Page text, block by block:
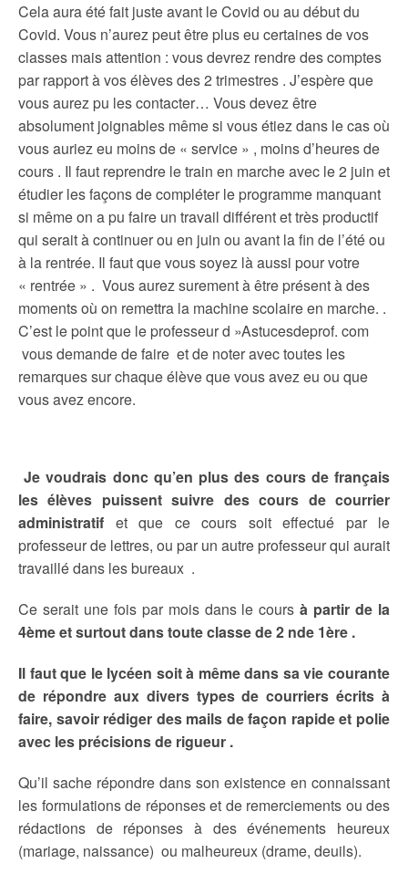
Cela aura été fait juste avant le Covid ou au début du
Covid. Vous n’aurez peut être plus eu certaines de vos
classes mais attention : vous devrez rendre des comptes
par rapport à vos élèves des 2 trimestres . J’espère que
vous aurez pu les contacter… Vous devez être
absolument joignables même si vous étiez dans le cas où
vous auriez eu moins de « service » , moins d’heures de
cours . Il faut reprendre le train en marche avec le 2 juin et
étudier les façons de compléter le programme manquant
si même on a pu faire un travail différent et très productif
qui serait à continuer ou en juin ou avant la fin de l’été ou
à la rentrée. Il faut que vous soyez là aussi pour votre
« rentrée » . Vous aurez surement à être présent à des
moments où on remettra la machine scolaire en marche. .
C’est le point que le professeur d »Astucesdeprof. com
vous demande de faire et de noter avec toutes les
remarques sur chaque élève que vous avez eu ou que
vous avez encore.
Je voudrais donc qu’en plus des cours de français
les élèves puissent suivre des cours de courrier
administratif et que ce cours soit effectué par le
professeur de lettres, ou par un autre professeur qui aurait
travaillé dans les bureaux .
Ce serait une fois par mois dans le cours à partir de la
4ème et surtout dans toute classe de 2 nde 1ère .
Il faut que le lycéen soit à même dans sa vie courante
de répondre aux divers types de courriers écrits à
faire, savoir rédiger des mails de façon rapide et polie
avec les précisions de rigueur .
Qu’il sache répondre dans son existence en connaissant
les formulations de réponses et de remerciements ou des
rédactions de réponses à des événements heureux
(mariage, naissance) ou malheureux (drame, deuils).